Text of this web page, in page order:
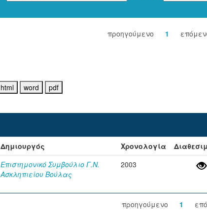
προηγούμενο 1
Δημιουργός Χρονολογία
Επιστημονικό Συμβούλιο Γ.Ν.
Ασκληπιείου Βούλας
2003
προηγούμενο 1